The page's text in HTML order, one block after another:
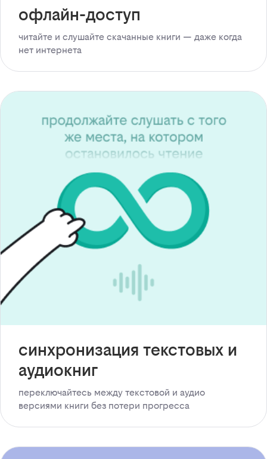
офлайн-доступ
читайте и слушайте скачанные книги — даже когда
нет интернета
синхронизация текстовых и
аудиокниг
переключайтесь между текстовой и аудио
версиями книги без потери прогресса